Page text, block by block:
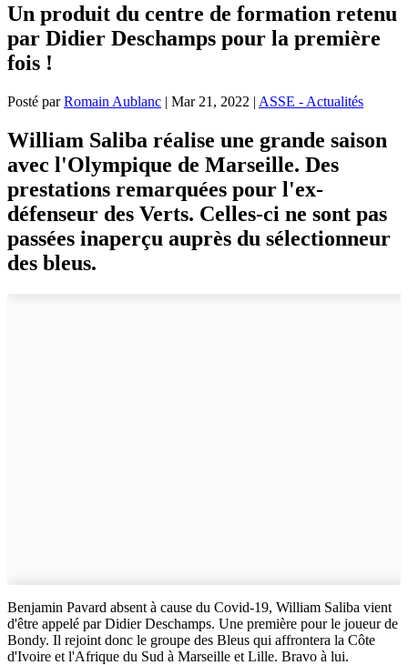
Un produit du centre de formation retenu
par Didier Deschamps pour la première
fois !
Posté parRomain Aublanc | Mar 21, 2022 | ASSE - Actualités
William Saliba réalise une grande saison
avec l'Olympique de Marseille. Des
prestations remarquées pour l'ex-
défenseur des Verts. Celles-ci ne sont pas
passées inaperçu auprès du sélectionneur
des bleus.
Benjamin Pavard absent à cause du Covid-19, William Saliba vient
d'être appelé par Didier Deschamps. Une première pour le joueur de
Bondy. Il rejoint donc le groupe des Bleus qui affrontera la Côte
d'Ivoire et l'Afrique du Sud à Marseille et Lille. Bravo à lui.